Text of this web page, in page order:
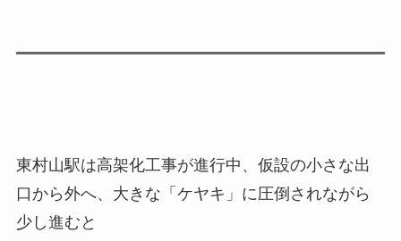
東村山駅は高架化工事が進行中、仮設の小さな出
口から外へ、大きな「ケヤキ」に圧倒されながら
少し進むと